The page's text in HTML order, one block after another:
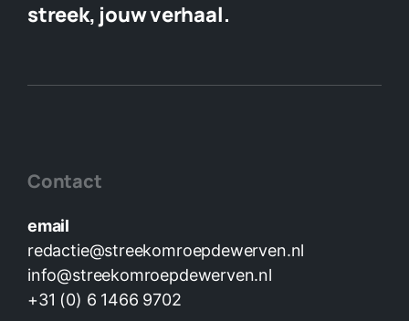
streek, jouw verhaal.
Contact
email
redactie@streekomroepdewerven.nl
info@streekomroepdewerven.nl
+31 (0) 6 1466 9702